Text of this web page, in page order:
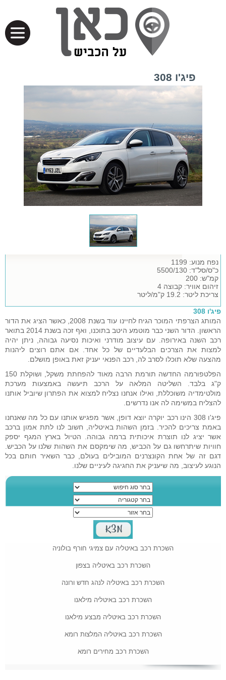
פיג'ו 308
נפח מנוע: 1199
כ"ס/סל"ד: 5500/130
קמ"ש: 200
זיהום אוויר: קבוצה 4
צריכת ליטר: 19.2 ק"מ/ליטר
פיג'ו 308
המותג הצרפתי המוכר הגיח לחיינו עוד בשנת 2008, כאשר הציג את הדור
הראשון. הדור השני כבר מוטמע היטב בתוכנו, ואף זכה בשנת 2014 בתואר
רכב השנה באירופה. עם עיצוב מודרני ואיכות נסיעה גבוהה, ניתן יהיה
למצות את הצרכים הבלעדיים של כל אחד. אם אתם רוצים ליהנות
מהצעה שלא תוכלו לסרב לה, רכב הפנאי יעניק זאת באופן מושלם.
הפלטפורמה החדשה תורמת הרבה מאוד להפחתת משקל, ושוקלת 150
ק"ג בלבד. השליטה המלאה על הרכב תיעשה באמצעות מערכת
מולטימדיה משוכללת, ואילו אנחנו נצליח למצוא את הפתרון שיוביל אותנו
להצליח במשימה לה אנו נדרשים.
פיג'ו 308 הינו רכב יוקרה יוצא דופן, אשר מפגיש אותנו עם כל מה שאנחנו
באמת צריכים להכיר. בזמן השהות באיטליה, חשוב לנו לתת אמון ברכב
אשר יציג לנו תוצרת איכותית ברמה גבוהה. הטיול בארץ המגף יספק
חוויות שיתרחשו גם על הכביש, מה שימקסם את השהות שלנו על הכביש.
דגם זה של אחת הקונצרנים המובילים בעולם, כבר השאיר חותם בכל
הנוגע לעיצוב, מה שיעניק את החגיגה לעיניים שלנו.
השכרת רכב באיטליה עם צמיגי חורף בולוניה
השכרת רכב באיטליה בצפון
השכרת רכב באיטליה לנהג חדש ורונה
השכרת רכב באיטליה מילאנו
השכרת רכב באיטליה מבצע מילאנו
השכרת רכב באיטליה המלצות רומא
השכרת רכב מחירים רומא